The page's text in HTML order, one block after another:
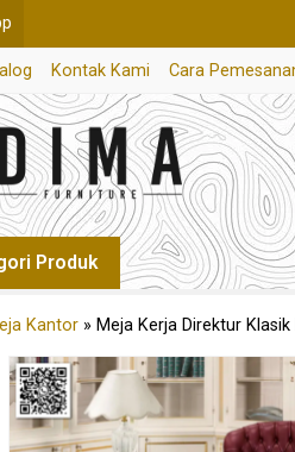
Kontak Kami Cara
Produk
Kantor » Meja Kerja Direktur